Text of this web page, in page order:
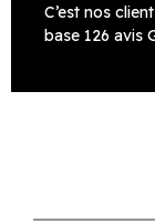
C’est nos
base 126 avis